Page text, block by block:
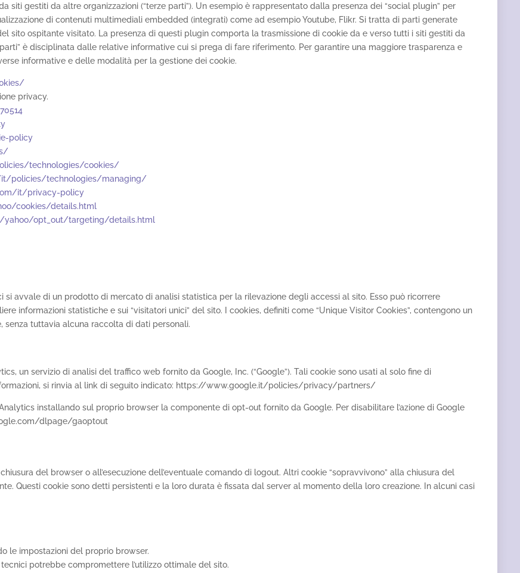
gestiti da altre organizzazioni (“terze parti”). Un esempio è rappresentato dalla presenza dei “social plugin” per
di contenuti multimediali embedded (integrati) come ad esempio Youtube, Flikr. Si tratta di parti generate
sito ospitante visitato. La presenza di questi plugin comporta la trasmissione di cookie da e verso tutti i siti gestiti da
è disciplinata dalle relative informative cui si prega di fare riferimento. Per garantire una maggiore trasparenza e
informative e delle modalità per la gestione dei cookie.
privacy.
policy
technologies/cookies/
policies/technologies/managing/
it/privacy-policy
cookies/details.html
opt_out/targeting/details.html
avvale di un prodotto di mercato di analisi statistica per la rilevazione degli accessi al sito. Esso può ricorrere
informazioni statistiche e sui “visitatori unici” del sito. I cookies, definiti come “Unique Visitor Cookies”, contengono un
tuttavia alcuna raccolta di dati personali.
un servizio di analisi del traffico web fornito da Google, Inc. (“Google”). Tali cookie sono usati al solo fine di
si rinvia al link di seguito indicato: https://www.google.it/policies/privacy/partners/
installando sul proprio browser la componente di opt-out fornito da Google. Per disabilitare l’azione di Google
dlpage/gaoptout
del browser o all’esecuzione dell’eventuale comando di logout. Altri cookie “sopravvivono” alla chiusura del
Questi cookie sono detti persistenti e la loro durata è fissata dal server al momento della loro creazione. In alcuni casi
le impostazioni del proprio browser.
potrebbe compromettere l’utilizzo ottimale del sito.